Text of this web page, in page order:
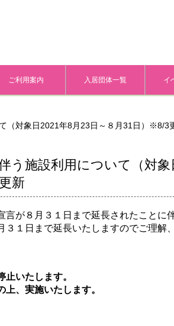
ご利用案内 入居団体一覧 イ
（対象日2021年8月23日～８月31日）※8/3
う施設利用について（対象
新
が８月３１日まで延長されたことに
１日まで延長いたしますのでご理解
いたします。
、実施いたします。